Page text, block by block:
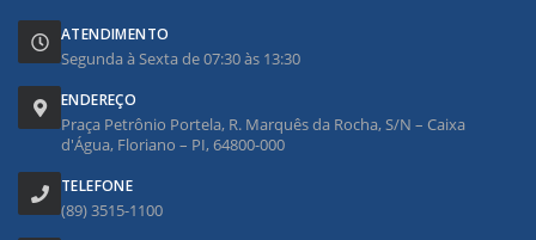
ATENDIMENTO
Segunda à Sexta de 07:30 às 13:30
ENDEREÇO
Praça Petrônio Portela, R. Marquês da Rocha, S/N – Caixa
d'Água, Floriano – PI, 64800-000
TELEFONE
(89) 3515-1100